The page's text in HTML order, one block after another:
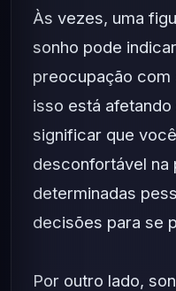
Às vezes, uma
sonho pode
preocupação
isso está
significar que
desconfortável na
determinadas
decisões para se
Por outro lado,